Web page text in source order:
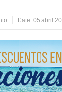
Date: 05 abril